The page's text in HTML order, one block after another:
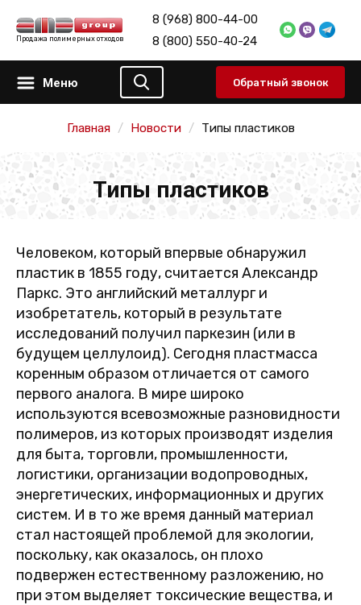
Продажа полимерных отходов
8 (968) 800-44-00
8 (800) 550-40-24
Меню Обратный звонок
Главная Новости Типы пластиков
Типы пластиков
Человеком, который впервые обнаружил
пластик в 1855 году, считается Александр
Паркс. Это английский металлург и
изобретатель, который в результате
исследований получил паркезин (или в
будущем целлулоид). Сегодня пластмасса
коренным образом отличается от самого
первого аналога. В мире широко
используются всевозможные разновидности
полимеров, из которых производят изделия
для быта, торговли, промышленности,
логистики, организации водопроводных,
энергетических, информационных и других
систем. И в то же время данный материал
стал настоящей проблемой для экологии,
поскольку, как оказалось, он плохо
подвержен естественному разложению, но
при этом выделяет токсические вещества, и